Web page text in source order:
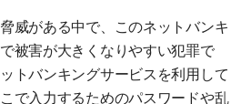
威がある中で、このネットバンキ
被害が大きくなりやすい犯罪で
トバンキングサービスを利用して
で入力するためのパスワードや乱